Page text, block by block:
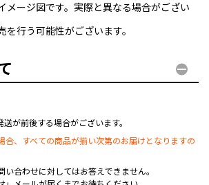
メージ図です。実際と異なる場合がござい
行う可能性がございます。
が前後する場合がございます。
合、すべての商品が揃い次第のお届けとなりますの
い合わせに対してはお答えできません。